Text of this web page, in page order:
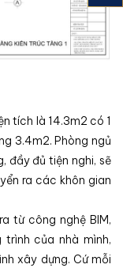
tích là 14.3m2 có 1
3.4m2. Phòng ngủ
đầy đủ tiện nghi, sẽ
ra các khôn gian
từ công nghệ BIM,
của nhà mình,
xây dựng. Cứ mỗi